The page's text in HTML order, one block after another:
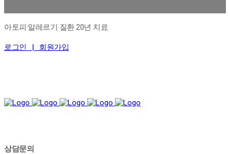
아토피·알레르기 질환 20년 치료
로그인 | 회원가입
상담문의